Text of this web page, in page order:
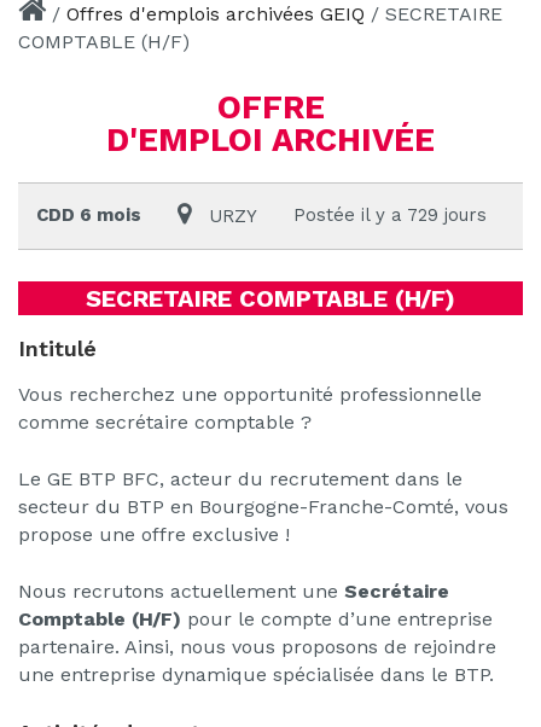
/ Offres d'emplois archivées GEIQ / SECRETAIRE
COMPTABLE (H/F)
OFFRE
D'EMPLOI ARCHIVÉE
CDD 6 mois URZY Postée il y a 729 jours
SECRETAIRE COMPTABLE (H/F)
Intitulé
Vous recherchez une opportunité professionnelle
comme secrétaire comptable ?
Le GE BTP BFC, acteur du recrutement dans le
secteur du BTP en Bourgogne-Franche-Comté, vous
propose une offre exclusive !
Nous recrutons actuellement une Secrétaire
Comptable (H/F) pour le compte d’une entreprise
partenaire. Ainsi, nous vous proposons de rejoindre
une entreprise dynamique spécialisée dans le BTP.